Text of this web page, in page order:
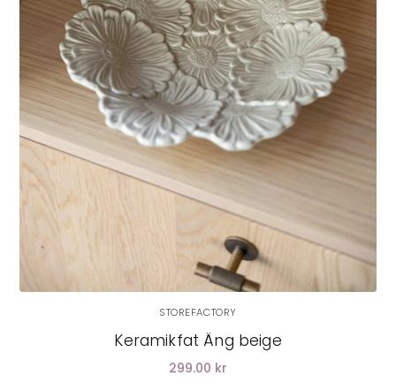
STOREFACTORY
Keramikfat Äng beige
299.00 kr